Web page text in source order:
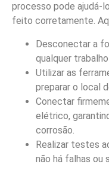
processo pode ajudá-
feito corretamente.
Desconectar a
qualquer
Utilizar as
preparar o local
Conectar
elétrico,
corrosão.
Realizar testes
não há falhas ou